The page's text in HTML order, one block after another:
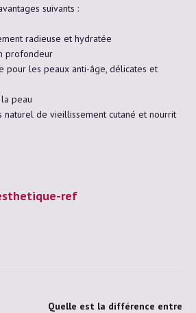
suivants :
radieuse et hydratée
profondeur
pour les peaux anti-âge, délicates et
peau
naturel de vieillissement cutané et nourrit
ref
Quelle est la différence entre